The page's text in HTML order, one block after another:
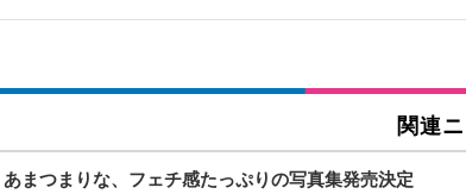
関連
まつまりな、フェチ感たっぷりの写真集発売決定